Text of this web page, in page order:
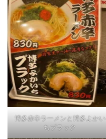
博多赤辛ラーメンと博多よかい
ちブラック